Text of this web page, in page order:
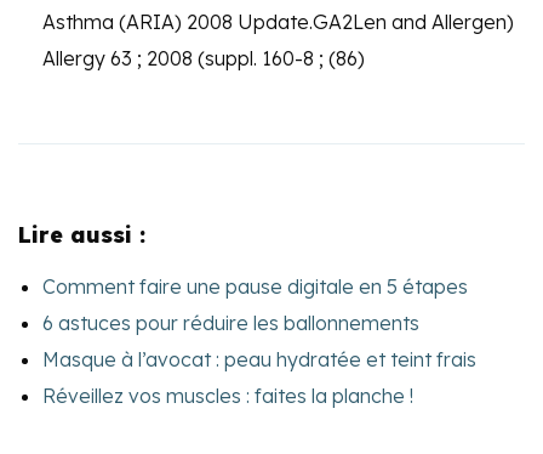
Asthma (ARIA) 2008 Update.GA2Len and Allergen)
Allergy 63 ; 2008 (suppl. 160-8 ; (86)
Lire aussi :
Comment faire une pause digitale en 5 étapes
6 astuces pour réduire les ballonnements
Masque à l’avocat : peau hydratée et teint frais
Réveillez vos muscles : faites la planche !